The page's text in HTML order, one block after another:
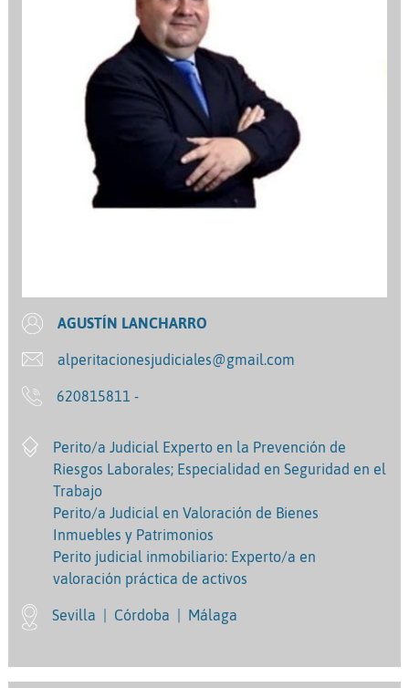
AGUSTÍN LANCHARRO
alperitacionesjudiciales@gmail.com
620815811 -
Perito/a Judicial Experto en la Prevención de
Riesgos Laborales; Especialidad en Seguridad en el
Trabajo
Perito/a Judicial en Valoración de Bienes
Inmuebles y Patrimonios
Perito judicial inmobiliario: Experto/a en
valoración práctica de activos
Sevilla Córdoba Málaga